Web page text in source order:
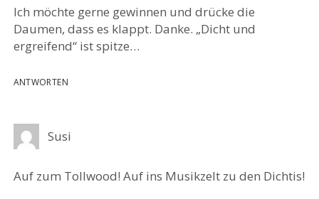
Ich möchte gerne gewinnen und drücke die
Daumen, dass es klappt. Danke. „Dicht und
ergreifend“ ist spitze…
ANTWORTEN
Susi
Auf zum Tollwood! Auf ins Musikzelt zu den Dichtis!